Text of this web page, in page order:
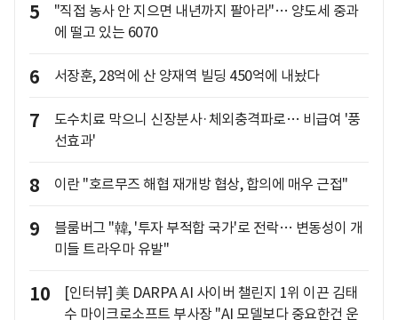
5
"직접 농사 안 지으면 내년까지 팔아라"… 양도세 중과
에 떨고 있는 6070
6 서장훈, 28억에 산 양재역 빌딩 450억에 내놨다
7
도수치료 막으니 신장분사·체외충격파로… 비급여 '풍
선효과'
8 이란 "호르무즈 해협 재개방 협상, 합의에 매우 근접"
9
블룸버그 "韓, '투자 부적합 국가'로 전락… 변동성이 개
미들 트라우마 유발"
10
[인터뷰] 美 DARPA AI 사이버 챌린지 1위 이끈 김태
수 마이크로소프트 부사장 "AI 모델보다 중요한건 운